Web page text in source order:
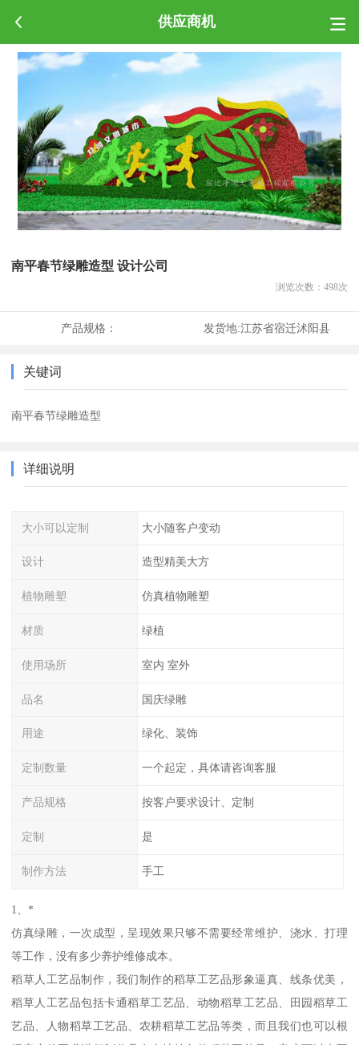
供应商机
南平春节绿雕造型 设计公司
浏览次数： 498次
产品规格： 发货地:江苏省宿迁沭阳县
关键词
南平春节绿雕造型
详细说明
大小可以定制 大小随客户变动
设计 造型精美大方
植物雕塑 仿真植物雕塑
材质 绿植
使用场所 室内 室外
品名 国庆绿雕
用途 绿化、装饰
定制数量 一个起定，具体请咨询客服
产品规格 按客户要求设计、定制
定制 是
制作方法 手工
1、*
仿真绿雕，一次成型，呈现效果只够不需要经常维护、浇水、打理
等工作，没有多少养护维修成本。
稻草人工艺品制作，我们制作的稻草工艺品形象逼真、线条优美，
稻草人工艺品包括卡通稻草工艺品、动物稻草工艺品、田园稻草工
艺品、人物稻草工艺品、农耕稻草工艺品等类，而且我们也可以根